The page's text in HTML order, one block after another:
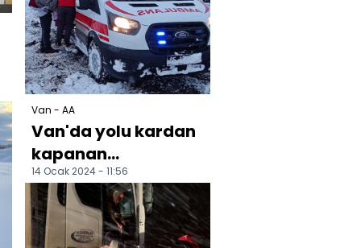
Van - AA
Van'da yolu kardan
kapanan
mahallelerdeki
hastaların
yardımına belediye
14 Ocak 2024 - 11:56